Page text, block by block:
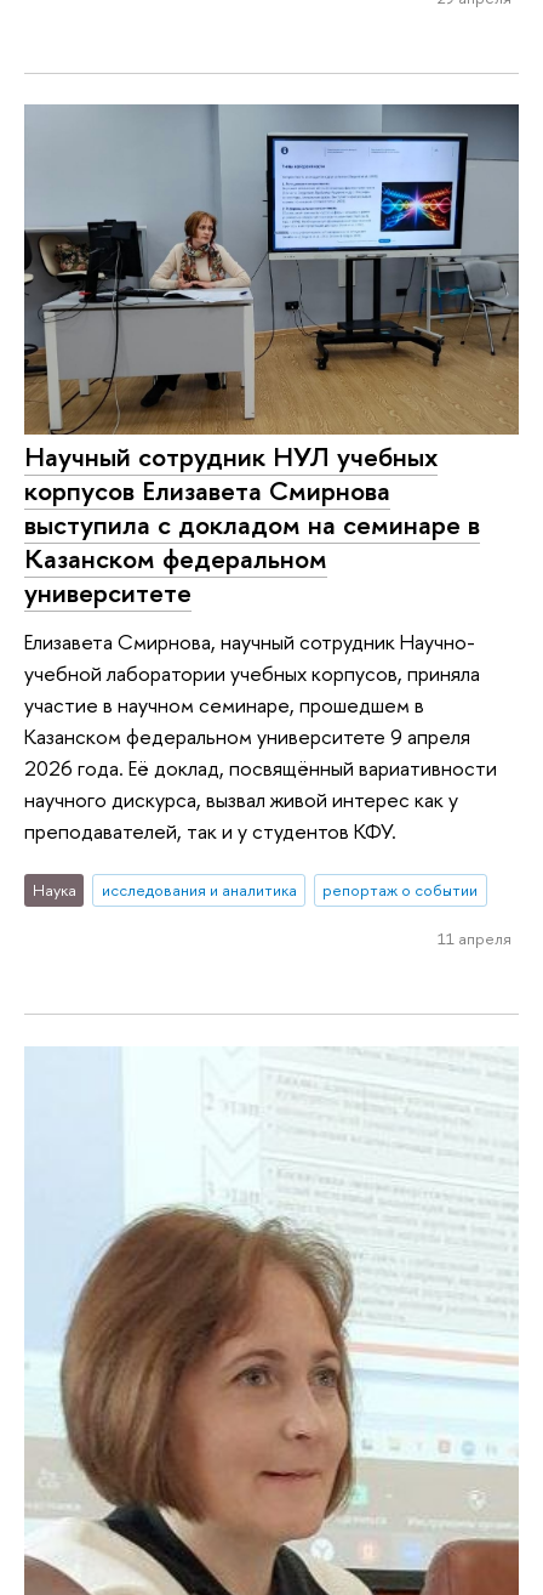
Научный сотрудник НУЛ учебных
корпусов Елизавета Смирнова
выступила с докладом на семинаре в
Казанском федеральном
университете
Елизавета Смирнова, научный сотрудник Научно-
учебной лаборатории учебных корпусов, приняла
участие в научном семинаре, прошедшем в
Казанском федеральном университете 9 апреля
2026 года. Её доклад, посвящённый вариативности
научного дискурса, вызвал живой интерес как у
преподавателей, так и у студентов КФУ.
Наука исследования и аналитика репортаж о событии
11 апреля